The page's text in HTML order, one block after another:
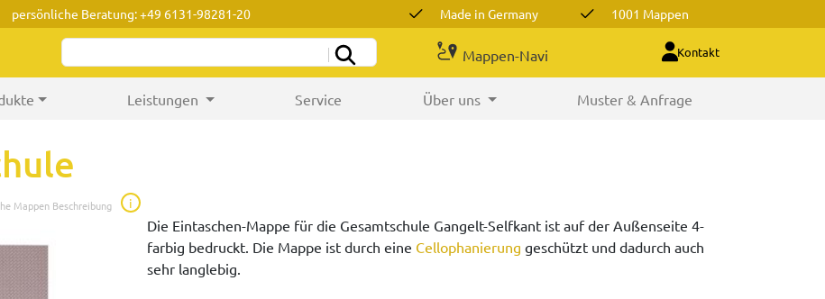
persönliche Beratung: +49 6131-98281-20 Made in Germany 1001 Mappen
Mappen-Navi Kontakt
Leistungen Service Über uns Muster & Anfrage
Mappen Beschreibung i
Die Eintaschen-Mappe für die Gesamtschule Gangelt-Selfkant ist auf der Außenseite 4-
farbig bedruckt. Die Mappe ist durch eine Cellophanierung geschützt und dadurch auch
sehr langlebig.